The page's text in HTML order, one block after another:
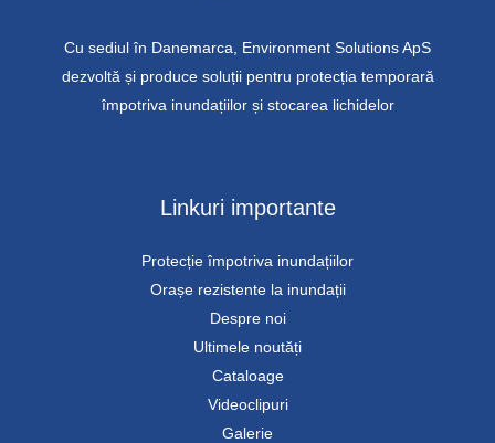
Cu sediul în Danemarca, Environment Solutions ApS
dezvoltă și produce soluții pentru protecția temporară
împotriva inundațiilor și stocarea lichidelor
Linkuri importante
Protecție împotriva inundațiilor
Orașe rezistente la inundații
Despre noi
Ultimele noutăți
Cataloage
Videoclipuri
Galerie